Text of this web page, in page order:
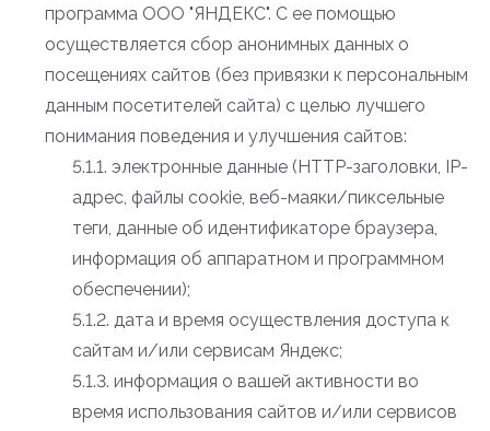
программа ООО "ЯНДЕКС". С ее помощью
осуществляется сбор анонимных данных о
посещениях сайтов (без привязки к персональным
данным посетителей сайта) с целью лучшего
понимания поведения и улучшения сайтов:
5.1.1. электронные данные (HTTP-заголовки, IP-
адрес, файлы cookie, веб-маяки/пиксельные
теги, данные об идентификаторе браузера,
информация об аппаратном и программном
обеспечении);
5.1.2. дата и время осуществления доступа к
сайтам и/или сервисам Яндекс;
5.1.3. информация о вашей активности во
время использования сайтов и/или сервисов